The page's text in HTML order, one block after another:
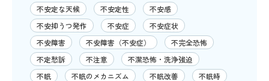
不安定な天候
不安定性
不安感
不安抑うつ発作
不安症
不安症状
不安障害
不安障害（不安症）
不完全恐怖
不定愁訴
不注意
不潔恐怖・洗浄強迫
不眠
不眠のメカニズム 不眠改善
不眠時